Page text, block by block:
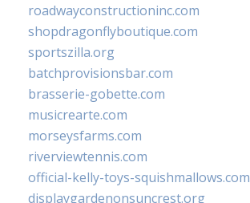
roadwayconstructioninc.com
shopdragonflyboutique.com
sportszilla.org
batchprovisionsbar.com
brasserie-gobette.com
musicrearte.com
morseysfarms.com
riverviewtennis.com
official-kelly-toys-squishmallows.com
displaygardenonsuncrest.org